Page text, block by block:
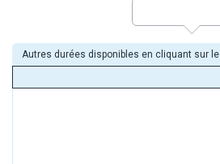
Autres durées disponibles en cliquant sur le